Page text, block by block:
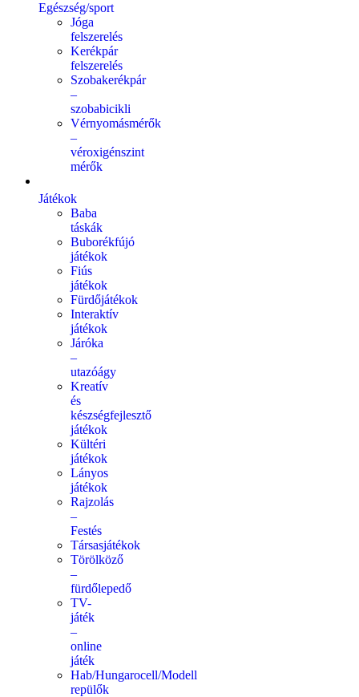
Egészség/sport
Jóga
felszerelés
Kerékpár
felszerelés
Szobakerékpár
–
szobabicikli
Vérnyomásmérők
–
véroxigénszint
mérők
Játékok
Baba
táskák
Buborékfújó
játékok
Fiús
játékok
Fürdőjátékok
Interaktív
játékok
Járóka
–
utazóágy
Kreatív
és
készségfejlesztő
játékok
Kültéri
játékok
Lányos
játékok
Rajzolás
–
Festés
Társasjátékok
Törölköző
–
fürdőlepedő
TV-
játék
–
online
játék
Hab/Hungarocell/Modell
repülők